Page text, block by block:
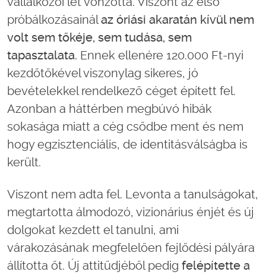
próbálkozásainálaz óriási akaratán kívül nem
volt sem tőkéje, sem tudása, sem
tapasztalata. Ennek ellenére 120.000 Ft-nyi
kezdőtőkével viszonylag sikeres, jó
bevételekkel rendelkező céget épített fel.
Azonban a háttérben megbúvó hibák
sokasága miatt a cég csődbe ment és nem
hogy egzisztenciális, de identitásválságba is
került.
Viszont nem adta fel. Levonta a tanulságokat,
megtartotta álmodozó, vizionárius énjét és új
dolgokat kezdett el tanulni, ami
várakozásának megfelelően fejlődési pályára
állította őt. Új attitűdjéből pedig felépítette a